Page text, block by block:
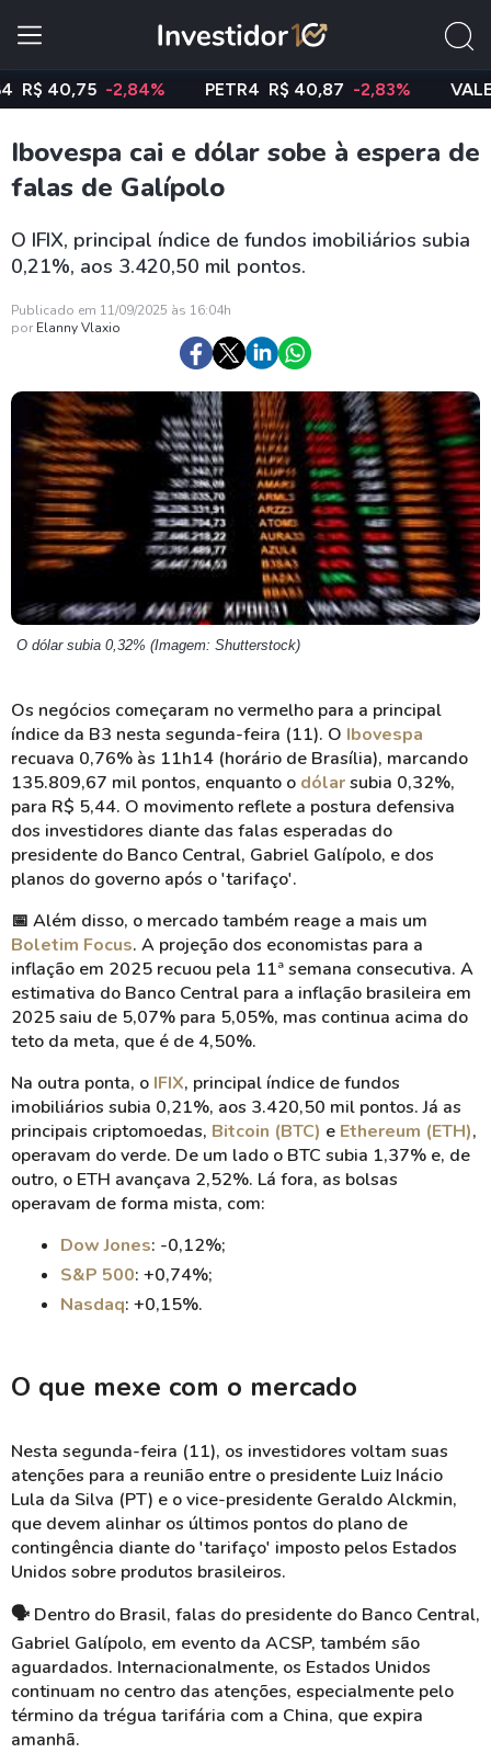
40,75 -2,84% PETR4 R$ 40,87 -2,83% VALE3
Ibovespa cai e dólar sobe à espera de
falas de Galípolo
O IFIX, principal índice de fundos imobiliários subia
0,21%, aos 3.420,50 mil pontos.
Publicado em 11/09/2025 às 16:04h
por Elanny Vlaxio
O dólar subia 0,32% (Imagem: Shutterstock)
Os negócios começaram no vermelho para a principal
índice da B3 nesta segunda-feira (11). O Ibovespa
recuava 0,76% às 11h14 (horário de Brasília), marcando
135.809,67 mil pontos, enquanto o dólarsubia 0,32%,
para R$ 5,44. O movimento reflete a postura defensiva
dos investidores diante das falas esperadas do
presidente do Banco Central, Gabriel Galípolo, e dos
planos do governo após o 'tarifaço'.
📅 Além disso, o mercado também reage a mais um
Boletim Focus. A projeção dos economistas para a
inflação em 2025 recuou pela 11ª semana consecutiva. A
estimativa do Banco Central para a inflação brasileira em
2025 saiu de 5,07% para 5,05%, mas continua acima do
teto da meta, que é de 4,50%.
Na outra ponta, o IFIX, principal índice de fundos
imobiliários subia 0,21%, aos 3.420,50 mil pontos. Já as
principais criptomoedas, Bitcoin (BTC) e Ethereum (ETH),
operavam do verde. De um lado o BTC subia 1,37% e, de
outro, o ETH avançava 2,52%. Lá fora, as bolsas
operavam de forma mista, com:
Dow Jones: -0,12%;
S&P 500: +0,74%;
Nasdaq: +0,15%.
O que mexe com o mercado
Nesta segunda-feira (11), os investidores voltam suas
atenções para a reunião entre o presidente Luiz Inácio
Lula da Silva (PT) e o vice-presidente Geraldo Alckmin,
que devem alinhar os últimos pontos do plano de
contingência diante do 'tarifaço' imposto pelos Estados
Unidos sobre produtos brasileiros.
🗣️ Dentro do Brasil, falas do presidente do Banco Central,
Gabriel Galípolo, em evento da ACSP, também são
aguardados. Internacionalmente, os Estados Unidos
continuam no centro das atenções, especialmente pelo
término da trégua tarifária com a China, que expira
amanhã.